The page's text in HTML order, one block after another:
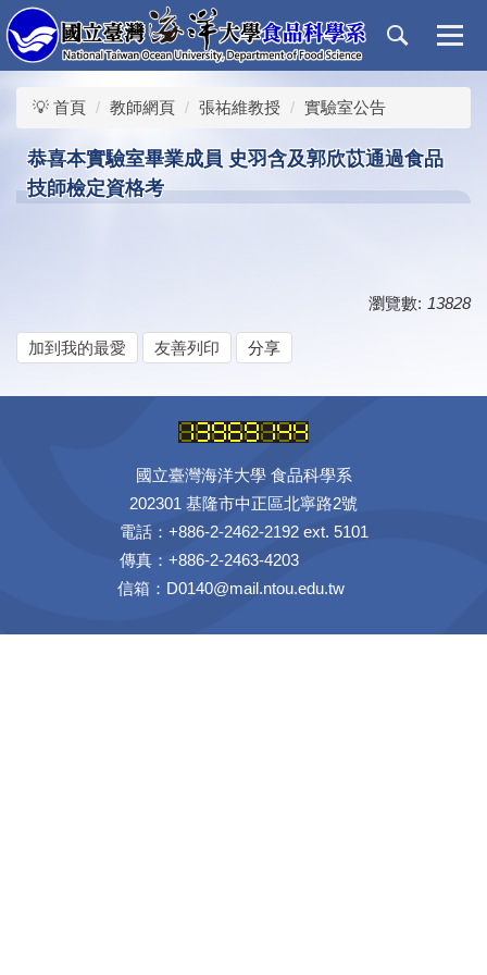
跳
到
主
要
💡 首頁 教師網頁 張祐維教授 實驗室公告
恭喜本實驗室畢業成員 史羽含及郭欣苡通過食品
技師檢定資格考
瀏覽數: 13828
加到我的最愛 友善列印 分享
國立臺灣海洋大學 食品科學系
202301 基隆市中正區北寧路2號
電話：+886-2-2462-2192 ext. 5101
傳真：+886-2-2463-4203
信箱：D0140@mail.ntou.edu.tw